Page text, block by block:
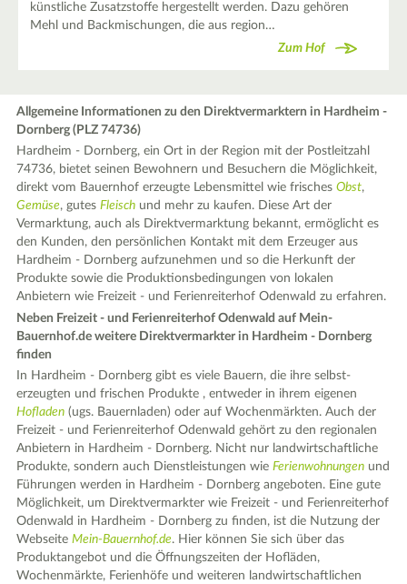
künstliche Zusatzstoffe hergestellt werden. Dazu gehören
Mehl und Backmischungen, die aus region…
Zum Hof
Allgemeine Informationen zu den Direktvermarktern in Hardheim -
Dornberg (PLZ 74736)
Hardheim - Dornberg, ein Ort in der Region mit der Postleitzahl
74736, bietet seinen Bewohnern und Besuchern die Möglichkeit,
direkt vom Bauernhof erzeugte Lebensmittel wie frischesObst,
Gemüse, gutesFleisch und mehr zu kaufen. Diese Art der
Vermarktung, auch als Direktvermarktung bekannt, ermöglicht es
den Kunden, den persönlichen Kontakt mit dem Erzeuger aus
Hardheim - Dornberg aufzunehmen und so die Herkunft der
Produkte sowie die Produktionsbedingungen von lokalen
Anbietern wie Freizeit - und Ferienreiterhof Odenwald zu erfahren.
Neben Freizeit - und Ferienreiterhof Odenwald auf Mein-
Bauernhof.de weitere Direktvermarkter in Hardheim - Dornberg
finden
In Hardheim - Dornberg gibt es viele Bauern, die ihre selbst-
erzeugten und frischen Produkte , entweder in ihrem eigenen
Hofladen (ugs. Bauernladen) oder auf Wochenmärkten. Auch der
Freizeit - und Ferienreiterhof Odenwald gehört zu den regionalen
Anbietern in Hardheim - Dornberg. Nicht nur landwirtschaftliche
Produkte, sondern auch Dienstleistungen wieFerienwohnungen und
Führungen werden in Hardheim - Dornberg angeboten. Eine gute
Möglichkeit, um Direktvermarkter wie Freizeit - und Ferienreiterhof
Odenwald in Hardheim - Dornberg zu finden, ist die Nutzung der
WebseiteMein-Bauernhof.de. Hier können Sie sich über das
Produktangebot und die Öffnungszeiten der Hofläden,
Wochenmärkte, Ferienhöfe und weiteren landwirtschaftlichen